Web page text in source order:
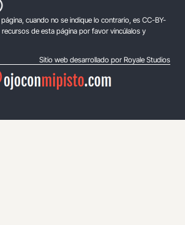
cuando no se indique lo contrario, es CC-BY-
de esta página por favor vincúlalos y
Sitio web desarrollado por Royale Studios